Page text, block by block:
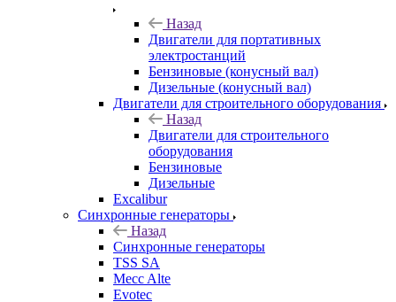
Назад
Двигатели для портативных
электростанций
Бензиновые (конусный вал)
Дизельные (конусный вал)
Двигатели для строительного оборудования
Назад
Двигатели для строительного
оборудования
Бензиновые
Дизельные
Excalibur
Синхронные генераторы
Назад
Синхронные генераторы
TSS SA
Mecc Alte
Evotec